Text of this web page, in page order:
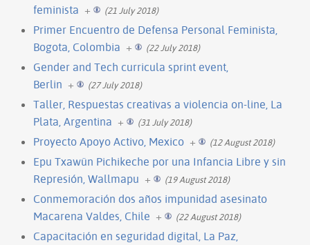
feminista + (21 July 2018)
Primer Encuentro de Defensa Personal Feminista,
Bogota, Colombia + (22 July 2018)
Gender and Tech curricula sprint event,
Berlin + (27 July 2018)
Taller, Respuestas creativas a violencia on-line, La
Plata, Argentina + (31 July 2018)
Proyecto Apoyo Activo, Mexico + (12 August 2018)
Epu Txawün Pichikeche por una Infancia Libre y sin
Represión, Wallmapu + (19 August 2018)
Conmemoración dos años impunidad asesinato
Macarena Valdes, Chile + (22 August 2018)
Capacitación en seguridad digital, La Paz,